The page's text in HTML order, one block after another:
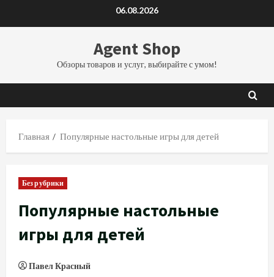
06.08.2026
Agent Shop
Обзоры товаров и услуг, выбирайте с умом!
Главная Популярные настольные игры для детей
Без рубрики
Популярные настольные
игры для детей
Павел Красный